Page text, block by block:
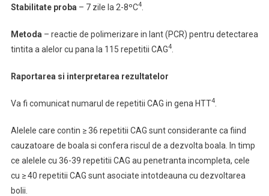
Stabilitate proba – 7 zile la 2-8ºC4.
Metoda – reactie de polimerizare in lant (PCR) pentru detectarea
tintita a alelor cu pana la 115 repetitii CAG4.
Raportarea si interpretarea rezultatelor
Va fi comunicat numarul de repetitii CAG in gena HTT4.
Alelele care contin ≥ 36 repetitii CAG sunt considerante ca fiind
cauzatoare de boala si confera riscul de a dezvolta boala. In timp
ce alelele cu 36-39 repetitii CAG au penetranta incompleta, cele
cu ≥ 40 repetitii CAG sunt asociate intotdeauna cu dezvoltarea
bolii.